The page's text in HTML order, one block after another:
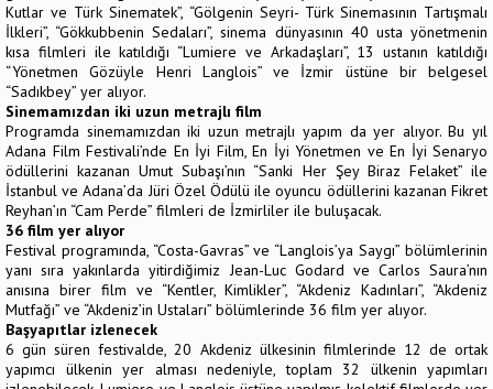
Kutlar ve Türk Sinematek”, “Gölgenin Seyri- Türk Sinemasının Tartışmalı
İlkleri”, “Gökkubbenin Sedaları”, sinema dünyasının 40 usta yönetmenin
kısa filmleri ile katıldığı “Lumiere ve Arkadaşları”, 13 ustanın katıldığı
“Yönetmen Gözüyle Henri Langlois” ve İzmir üstüne bir belgesel
“Sadıkbey” yer alıyor.
Sinemamızdan iki uzun metrajlı film
Programda sinemamızdan iki uzun metrajlı yapım da yer alıyor. Bu yıl
Adana Film Festivali’nde En İyi Film, En İyi Yönetmen ve En İyi Senaryo
ödüllerini kazanan Umut Subaşı’nın “Sanki Her Şey Biraz Felaket” ile
İstanbul ve Adana’da Jüri Özel Ödülü ile oyuncu ödüllerini kazanan Fikret
Reyhan’ın “Cam Perde” filmleri de İzmirliler ile buluşacak.
36 film yer alıyor
Festival programında, “Costa-Gavras” ve “Langlois’ya Saygı” bölümlerinin
yanı sıra yakınlarda yitirdiğimiz Jean-Luc Godard ve Carlos Saura’nın
anısına birer film ve “Kentler, Kimlikler”, “Akdeniz Kadınları”, “Akdeniz
Mutfağı” ve “Akdeniz’in Ustaları” bölümlerinde 36 film yer alıyor.
Başyapıtlar izlenecek
6 gün süren festivalde, 20 Akdeniz ülkesinin filmlerinde 12 de ortak
yapımcı ülkenin yer alması nedeniyle, toplam 32 ülkenin yapımları